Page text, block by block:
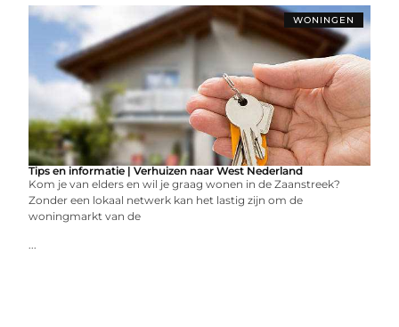
WONINGEN
Tips en informatie | Verhuizen naar West Nederland
Kom je van elders en wil je graag wonen in de Zaanstreek?
Zonder een lokaal netwerk kan het lastig zijn om de
woningmarkt van de
...